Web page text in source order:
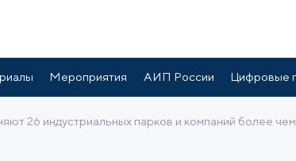
Мероприятия АИП России Цифровые
26 индустриальных парков и компаний более